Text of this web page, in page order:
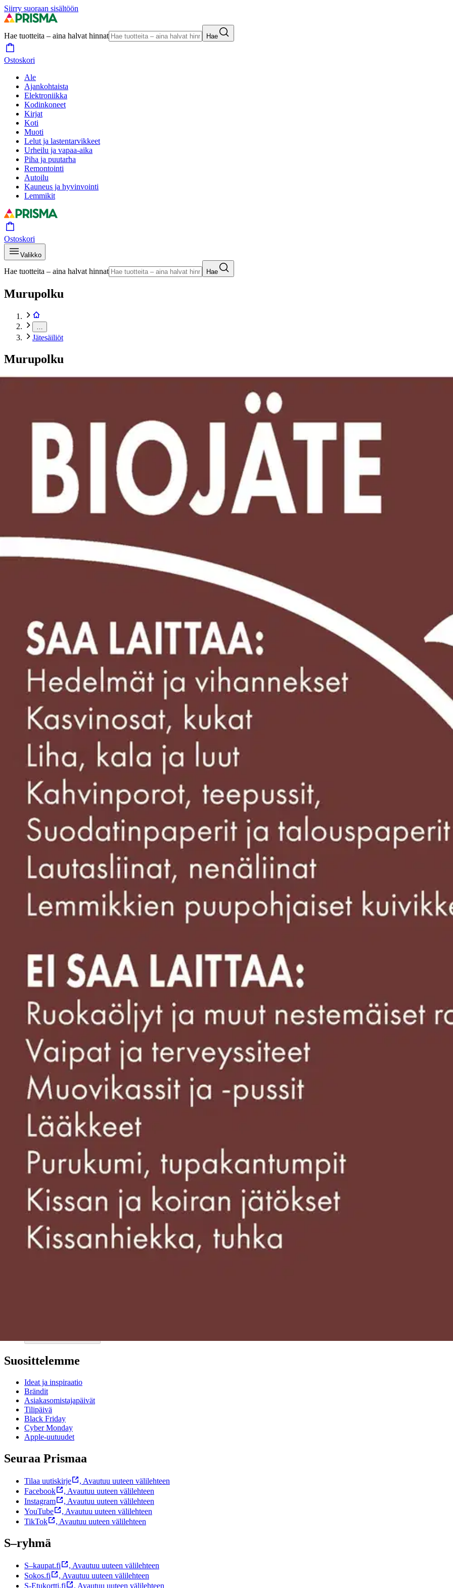
Siirry suoraan sisältöön
Hae tuotteita – aina halvat hinnat Hae
Ostoskori
Ale
Ajankohtaista
Elektroniikka
Kodinkoneet
Kirjat
Koti
Muoti
Lelut ja lastentarvikkeet
Urheilu ja vapaa-aika
Piha ja puutarha
Remontointi
Autoilu
Kauneus ja hyvinvointi
Lemmikit
Ostoskori
Valikko
Hae tuotteita – aina halvat hinnat Hae
Murupolku
Jätesäiliöt
Murupolku
Helesi biojäte -tarra A4 ohje ja otsikko
Tuotekuvat- ja videotOhita tuotekuva
Asiakasomistaja-alennus -5 %
Avaa kuva suurempana
Inora
Helesi biojäte -tarra A4 ohje ja otsikko
Hinta ilman S-Etukorttia: 14,90 €
Verkkokaupan hinta
Hinta ja saatavuus voivat vaihdella myymälöittäin
Valitse toimitustapa
Nouto myymälästä
Toimitus
Ilmainen toimitus yli 100 €:n tilauksille Postin pakettiautomaattiin tai
Etu ei koske Suuri‑lisäpalvelulla toimitettavia tuotteita.
Tarkista myymäläsaatavuus
Tuotekuvaus
Lajittelutarra sisältää A4-kokoisen ohjetarran sekä otsikkotarran.
Ominaisuudet
Oletko tyytyväinen tuotetietoihin?
Ovatko tuotetiedot riittävät? Jos tuotetiedoissa on puutteita tai niitä voisi muuten parantaa, anna palautetta.
Anna palautetta Avautuu uuteen välilehteen
Verkkokauppa
Ohjeet
Ensitilaajan pikaopas
Myymälänouto
Palautukset
Reklamaatio
Toimitustavat
Maksutavat
Asennuspalvelut
Käyttöehdot
Tietosuojakäytäntö
Saavutettavuus
Sivukartta
Mitä pidät Prisma.fi-verkkokaupasta?
Suosittelemme
Ideat ja inspiraatio
Brändit
Asiakasomistajapäivät
Tilipäivä
Black Friday
Cyber Monday
Apple-uutuudet
Seuraa Prismaa
Tilaa uutiskirje , Avautuu uuteen välilehteen
Facebook
, Avautuu uuteen välilehteen
Instagram
, Avautuu uuteen välilehteen
YouTube
, Avautuu uuteen välilehteen
TikTok
, Avautuu uuteen välilehteen
S–ryhmä
S–kaupat.fi , Avautuu uuteen välilehteen
Sokos.fi
, Avautuu uuteen välilehteen
S-Etukortti.fi
, Avautuu uuteen välilehteen